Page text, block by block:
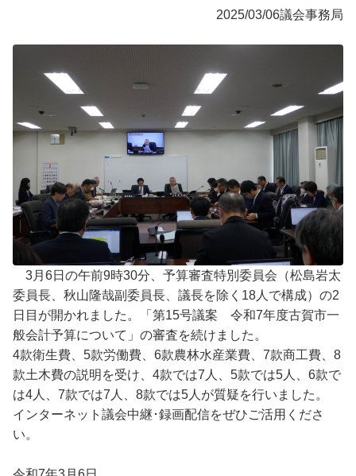
2025/03/06議会事務局
3月6日の午前9時30分、予算審査特別委員会（松島岩太
委員長、秋山隆哉副委員長、議長を除く18人で構成）の2
日目が開かれました。「第15号議案 令和7年度古賀市一
般会計予算について」の審査を続けました。
4款衛生費、5款労働費、6款農林水産業費、7款商工費、8
款土木費の説明を受け、4款では7人、5款では5人、6款で
は4人、7款では7人、8款では5人が質疑を行いました。
インターネット議会中継･録画配信をぜひご活用くださ
い。